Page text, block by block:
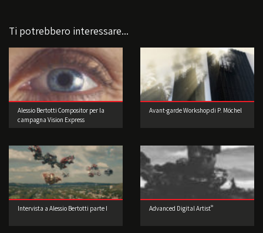
Ti potrebbero interessare...
Alessio Bertotti Compositor per la
campagna Vision Express
Avant-garde Workshop di P. Möchel
Intervista a Alessio Bertotti parte I Advanced Digital Artist®